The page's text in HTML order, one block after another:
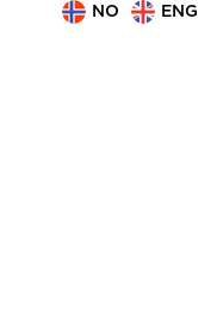
NO ENG